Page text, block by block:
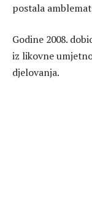
postala
Godine 2008.
iz likovne
djelovanja.